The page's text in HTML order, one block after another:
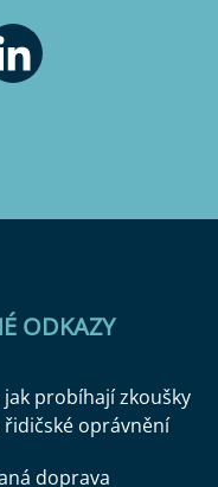
ODKAZY
probíhají zkoušky
oprávnění
doprava